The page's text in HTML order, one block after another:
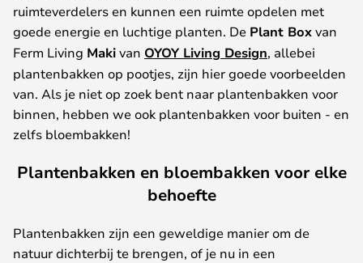
ruimteverdelers en kunnen een ruimte opdelen met
goede energie en luchtige planten. De Plant Boxvan
Ferm Living Makivan OYOY Living Design, allebei
plantenbakken op pootjes, zijn hier goede voorbeelden
van. Als je niet op zoek bent naar plantenbakken voor
binnen, hebben we ook plantenbakken voor buiten - en
zelfs bloembakken!
Plantenbakken en bloembakken voor elke
behoefte
Plantenbakken zijn een geweldige manier om de
natuur dichterbij te brengen, of je nu in een